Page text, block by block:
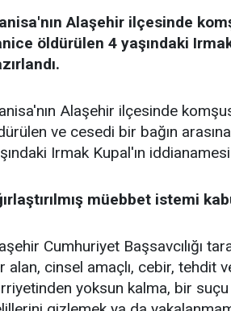
Alaşehir ilçesinde
öldürülen 4 yaşındaki
Alaşehir ilçesinde
ve cesedi bir bağın
Irmak Kupal'ın iddianamesi
müebbet istemi
Cumhuriyet Başsavcılığı
alan, cinsel amaçlı, cebir, tehdit
yoksun kalma, bir